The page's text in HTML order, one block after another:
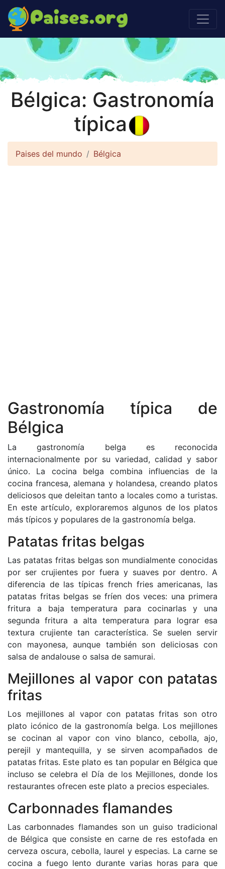
Bélgica: Gastronomía
típica
Paises del mundo Bélgica
Gastronomía típica de
Bélgica
La gastronomía belga es reconocida
internacionalmente por su variedad, calidad y sabor
único. La cocina belga combina influencias de la
cocina francesa, alemana y holandesa, creando platos
deliciosos que deleitan tanto a locales como a turistas.
En este artículo, exploraremos algunos de los platos
más típicos y populares de la gastronomía belga.
Patatas fritas belgas
Las patatas fritas belgas son mundialmente conocidas
por ser crujientes por fuera y suaves por dentro. A
diferencia de las típicas french fries americanas, las
patatas fritas belgas se fríen dos veces: una primera
fritura a baja temperatura para cocinarlas y una
segunda fritura a alta temperatura para lograr esa
textura crujiente tan característica. Se suelen servir
con mayonesa, aunque también son deliciosas con
salsa de andalouse o salsa de samurai.
Mejillones al vapor con patatas
fritas
Los mejillones al vapor con patatas fritas son otro
plato icónico de la gastronomía belga. Los mejillones
se cocinan al vapor con vino blanco, cebolla, ajo,
perejil y mantequilla, y se sirven acompañados de
patatas fritas. Este plato es tan popular en Bélgica que
incluso se celebra el Día de los Mejillones, donde los
restaurantes ofrecen este plato a precios especiales.
Carbonnades flamandes
Las carbonnades flamandes son un guiso tradicional
de Bélgica que consiste en carne de res estofada en
cerveza oscura, cebolla, laurel y especias. La carne se
cocina a fuego lento durante varias horas para que